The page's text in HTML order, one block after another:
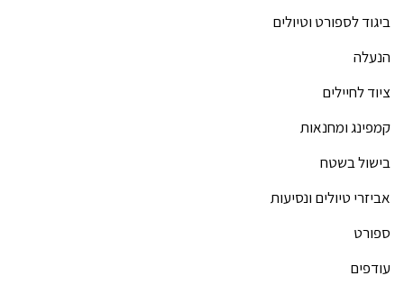
ביגוד לספורט וטיולים
הנעלה
ציוד לחיילים
קמפינג ומחנאות
בישול בשטח
אביזרי טיולים ונסיעות
ספורט
עודפים